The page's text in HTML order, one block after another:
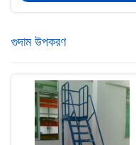
গুদাম উপকরণ